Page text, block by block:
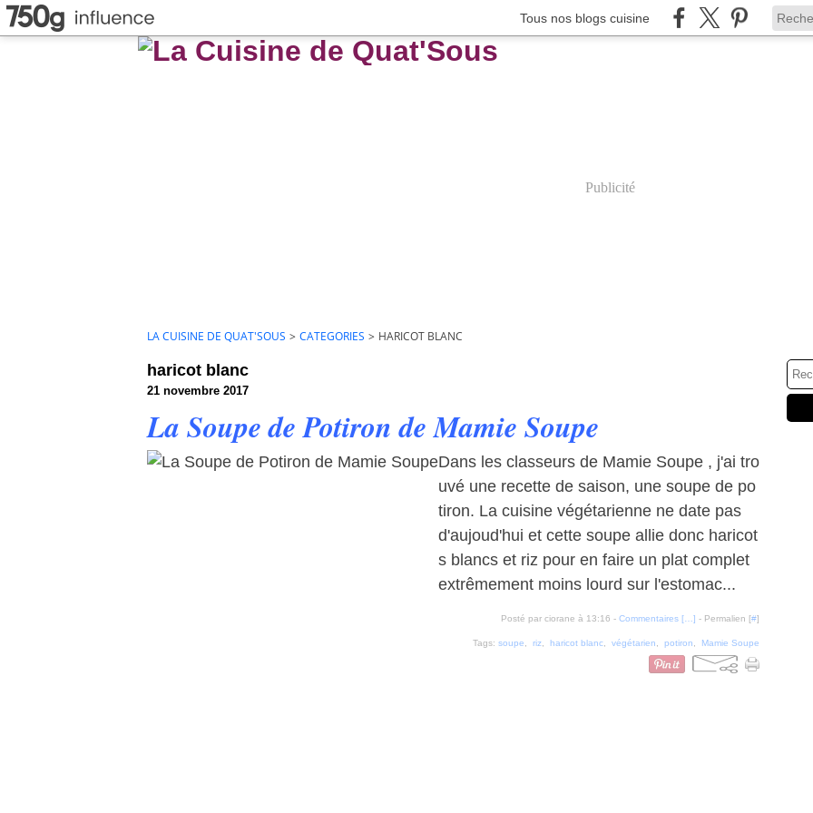
Tous nos blogs cuisine
Publicité
LA CUISINE DE QUAT'SOUS > CATEGORIES > HARICOT BLANC
haricot blanc
21 novembre 2017
La Soupe de Potiron de Mamie Soupe
Dans les classeurs de Mamie Soupe , j'ai tro
uvé une recette de saison, une soupe de po
tiron. La cuisine végétarienne ne date pas
d'aujoud'hui et cette soupe allie donc haricot
s blancs et riz pour en faire un plat complet
extrêmement moins lourd sur l'estomac...
Posté par ciorane à 13:16 - Commentaires [ ] - Permalien [#]
Tags: soupe riz haricot blanc végétarien potiron Mamie Soupe